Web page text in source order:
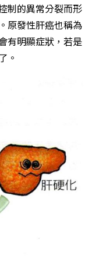
制的異常分裂而形
原發性肝癌也稱為
有明顯症狀，若是
。